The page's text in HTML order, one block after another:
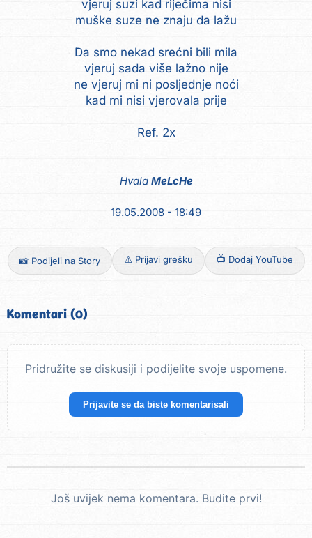
vjeruj suzi kad riječima nisi
muške suze ne znaju da lažu
Da smo nekad srećni bili mila
vjeruj sada više lažno nije
ne vjeruj mi ni posljednje noći
kad mi nisi vjerovala prije
Ref. 2x
Hvala MeLcHe
19.05.2008 - 18:49
📸 Podijeli na Story ⚠️ Prijavi grešku 📺 Dodaj YouTube
Komentari (0)
Pridružite se diskusiji i podijelite svoje uspomene.
Prijavite se da biste komentarisali
Još uvijek nema komentara. Budite prvi!